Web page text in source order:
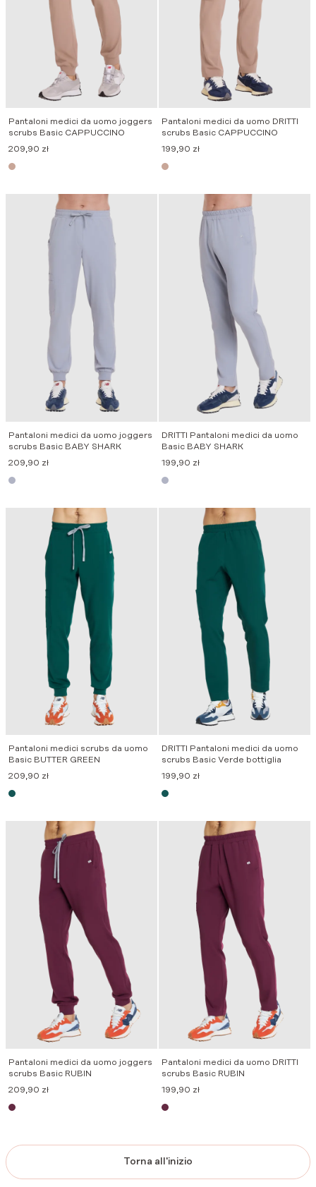
Pantaloni medici da uomo joggers
scrubs Basic CAPPUCCINO
209,90 zł
Pantaloni medici da uomo DRITTI
scrubs Basic CAPPUCCINO
199,90 zł
Pantaloni medici da uomo joggers
scrubs Basic BABY SHARK
209,90 zł
DRITTI Pantaloni medici da uomo
Basic BABY SHARK
199,90 zł
Pantaloni medici scrubs da uomo
Basic BUTTER GREEN
209,90 zł
DRITTI Pantaloni medici da uomo
scrubs Basic Verde bottiglia
199,90 zł
Pantaloni medici da uomo joggers
scrubs Basic RUBIN
209,90 zł
Pantaloni medici da uomo DRITTI
scrubs Basic RUBIN
199,90 zł
Torna all'inizio